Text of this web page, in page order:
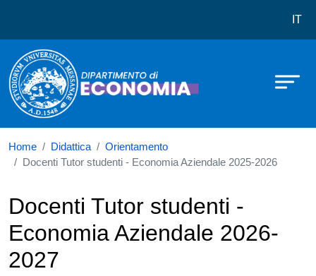
IT
Home Didattica
Orientamento
Docenti Tutor studenti - Economia Aziendale 2025-2026
Docenti Tutor studenti -
Economia Aziendale 2026-
2027